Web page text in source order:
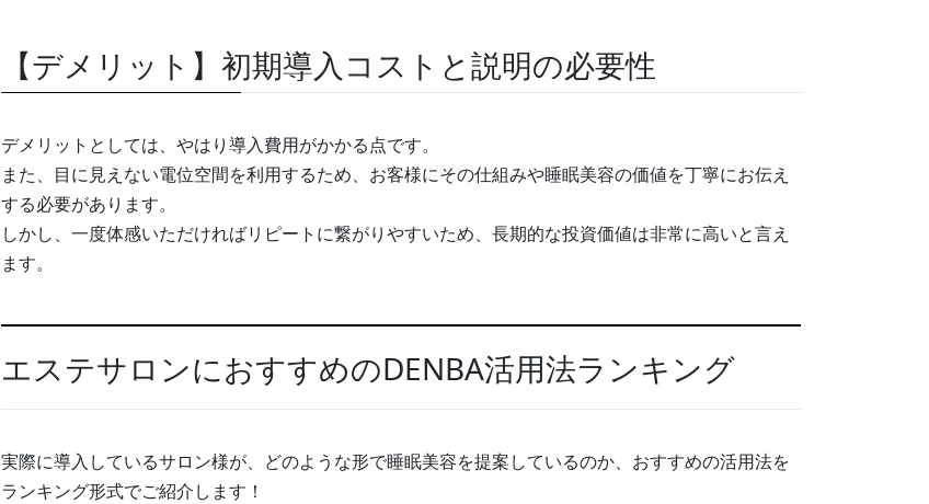
【デメリット】初期導入コストと説明の必要性
デメリットとしては、やはり導入費用がかかる点です。
また、目に見えない電位空間を利用するため、お客様にその仕組みや睡眠美容の価値を丁寧にお伝え
する必要があります。
しかし、一度体感いただければリピートに繋がりやすいため、長期的な投資価値は非常に高いと言え
ます。
エステサロンにおすすめのDENBA活用法ランキング
実際に導入しているサロン様が、どのような形で睡眠美容を提案しているのか、おすすめの活用法を
ランキング形式でご紹介します！